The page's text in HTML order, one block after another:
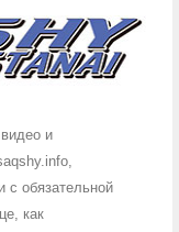
и
с обязательной
как